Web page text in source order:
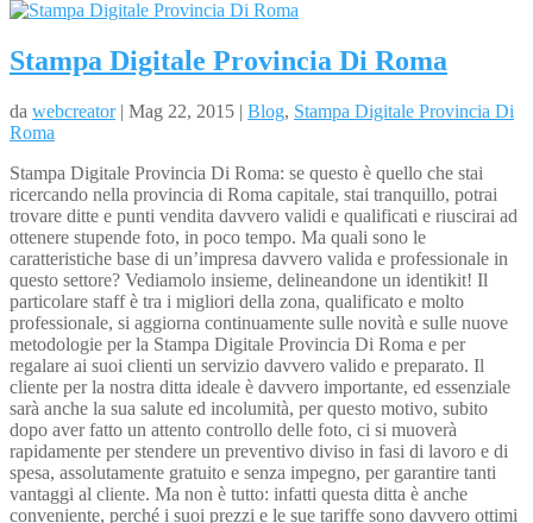
Stampa Digitale Provincia Di Roma
da webcreator| Mag 22, 2015 | Blog, Stampa Digitale Provincia Di
Roma
Stampa Digitale Provincia Di Roma: se questo è quello che stai
ricercando nella provincia di Roma capitale, stai tranquillo, potrai
trovare ditte e punti vendita davvero validi e qualificati e riuscirai ad
ottenere stupende foto, in poco tempo. Ma quali sono le
caratteristiche base di un’impresa davvero valida e professionale in
questo settore? Vediamolo insieme, delineandone un identikit! Il
particolare staff è tra i migliori della zona, qualificato e molto
professionale, si aggiorna continuamente sulle novità e sulle nuove
metodologie per la Stampa Digitale Provincia Di Roma e per
regalare ai suoi clienti un servizio davvero valido e preparato. Il
cliente per la nostra ditta ideale è davvero importante, ed essenziale
sarà anche la sua salute ed incolumità, per questo motivo, subito
dopo aver fatto un attento controllo delle foto, ci si muoverà
rapidamente per stendere un preventivo diviso in fasi di lavoro e di
spesa, assolutamente gratuito e senza impegno, per garantire tanti
vantaggi al cliente. Ma non è tutto: infatti questa ditta è anche
conveniente, perché i suoi prezzi e le sue tariffe sono davvero ottimi